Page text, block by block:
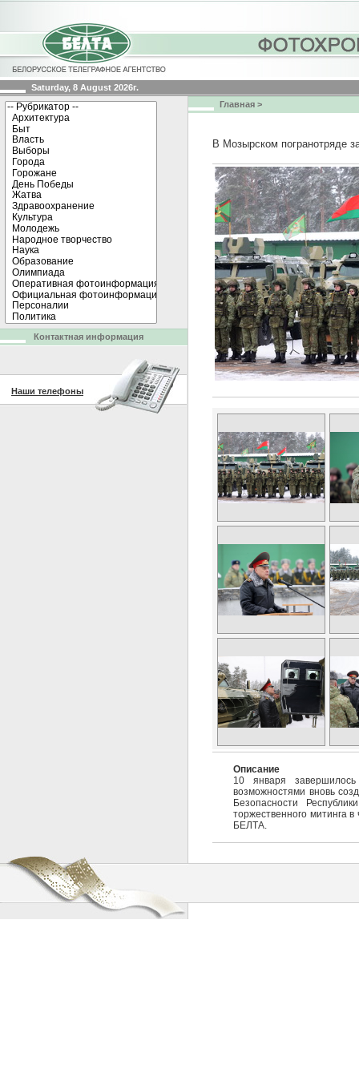
Saturday, 8 August 2026г.
Главная >
В Мозырском погранотряде
Описание
10 января
возможностями вновь
Безопасности
торжественного митинга
БЕЛТА.
Контактная информация
Наши телефоны